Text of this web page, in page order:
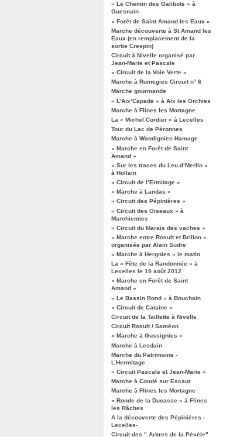
« Le Chemin des Galibots » à
Guesnain
« Forêt de Saint Amand les Eaux »
Marche découverte à St Amand les
Eaux (en remplacement de la
sortie Crespin)
Circuit à Nivelle organisé par
Jean-Marie et Pascale
« Circuit de la Voie Verte »
Marche à Rumegies Circuit n° 6
Marche gourmande
« L’Aix’Capade » à Aix les Orchies
Marche à Flines les Mortagne
La « Michel Cordier » à Lecelles
Tour du Lac de Péronnes
Marche à Wandignies-Hamage
« Marche en Forêt de Saint
Amand »
« Sur les traces du Leu d’Merlin »
à Hollain
« Circuit de l’Ermitage »
« Marche à Landas »
« Circuit des Pépinières »
« Circuit des Oiseaux » à
Marchiennes
« Circuit du Marais des vaches »
« Marche entre Rosult et Brillon »
organisée par Alain Sudre
« Marche à Hergnies » le matin
La « Fête de la Randonnée » à
Lecelles le 19 août 2012
« Marche en Forêt de Saint
Amand »
« Le Bassin Rond » à Bouchain
« Circuit de Cataine »
Circuit de la Taillette à Nivelle
Circuit Rosult / Saméon
« Marche à Gussignies »
Marche à Lesdain
Marche du Patrimoine -
L’Hermitage
« Circuit Pascale et Jean-Marie »
Marche à Condé sur Escaut
Marche à Flines les Mortagne
« Ronde de la Ducasse » à Flines
les Râches
A la découverte des Pépinières -
Lecelles-
Circuit des " Arbres de la Pévèle"